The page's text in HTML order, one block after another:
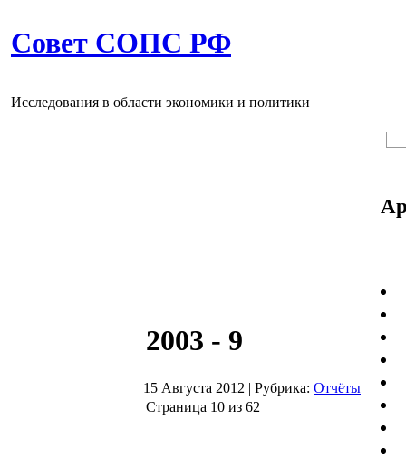
Совет СОПС РФ
Исследования в области экономики и политики
2003 - 9
15 Августа 2012 | Рубрика: Отчёты
Страница 10 из 62